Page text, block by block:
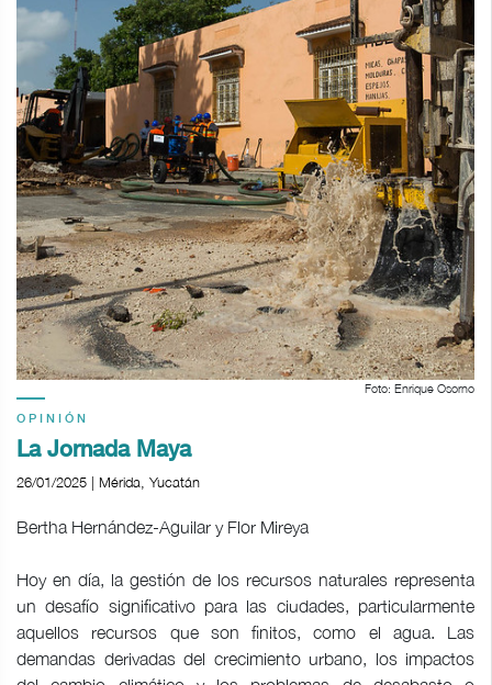
Foto: Enrique Osorno
OPINIÓN
La Jornada Maya
26/01/2025 | Mérida, Yucatán
Bertha Hernández-Aguilar y Flor Mireya
Hoy en día, la gestión de los recursos naturales representa
un desafío significativo para las ciudades, particularmente
aquellos recursos que son finitos, como el agua. Las
demandas derivadas del crecimiento urbano, los impactos